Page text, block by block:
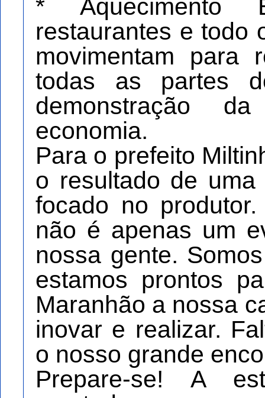
* Aquecimento
restaurantes e todo
movimentam para
todas as partes
demonstração
economia.
Para o prefeito
o resultado de
focado no
não é apenas um
nossa gente.
estamos prontos
Maranhão a nossa
inovar e realizar.
o nosso grande
Prepare-se! A